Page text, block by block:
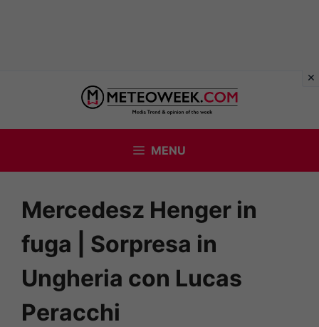
contenuto
MENU
Mercedesz Henger in
fuga | Sorpresa in
Ungheria con Lucas
Peracchi